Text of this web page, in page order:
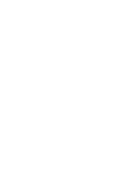
geen revet nodig)
andere asprop / eindstuk
zoek naar